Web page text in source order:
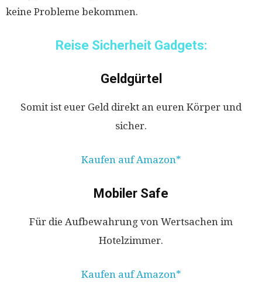
keine Probleme bekommen.
Reise Sicherheit Gadgets:
Geldgürtel
Somit ist euer Geld direkt an euren Körper und
sicher.
Kaufen auf Amazon
Mobiler Safe
Für die Aufbewahrung von Wertsachen im
Hotelzimmer.
Kaufen auf Amazon